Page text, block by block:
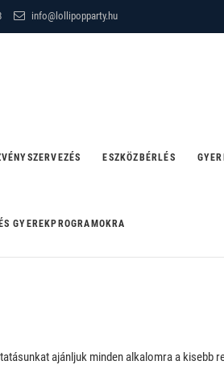
info@lollipopparty.hu
ESZKÖZBÉRLÉS
GYEREKPROGRAMOKRA
ajánljuk minden alkalomra a kisebb